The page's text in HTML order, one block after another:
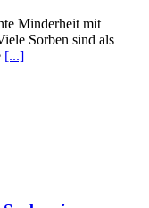
Minderheit mit
Sorben sind als
[...]